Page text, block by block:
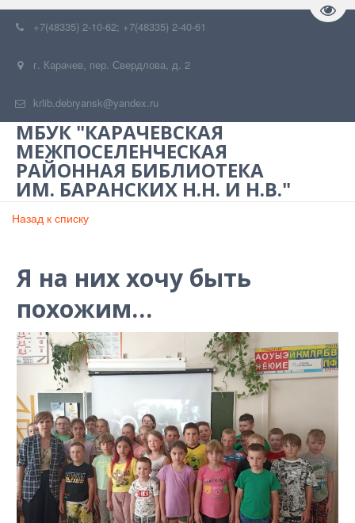
+7(48335) 2-10-62; +7(48335) 2-40-61
г. Карачев, пер. Свердлова, д. 2
krlib.debryansk@yandex.ru
МБУК "КАРАЧЕВСКАЯ
МЕЖПОСЕЛЕНЧЕСКАЯ
РАЙОННАЯ БИБЛИОТЕКА
ИМ. БАРАНСКИХ Н.Н. И Н.В."
Назад к списку
Я на них хочу быть
похожим…